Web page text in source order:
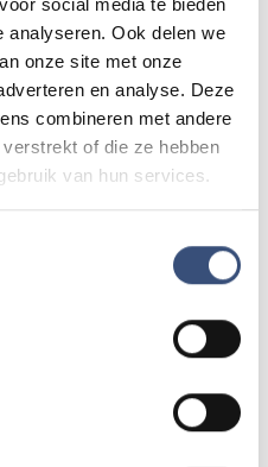
social media te bieden
analyseren. Ook delen we
onze site met onze
en analyse. Deze
combineren met andere
of die ze hebben
van hun services.
ONTDEK HET OP
Google Play
met christelijke
Oude-Tonge
na onwelwording bij